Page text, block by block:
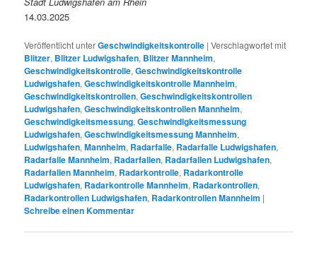
14.03.2025
Veröffentlicht unterGeschwindigkeitskontrolle |Verschlagwortet mit
Blitzer, Blitzer Ludwigshafen, Blitzer Mannheim,
Geschwindigkeitskontrolle,Geschwindigkeitskontrolle
Ludwigshafen,Geschwindigkeitskontrolle Mannheim,
Geschwindigkeitskontrollen,Geschwindigkeitskontrollen
Ludwigshafen,Geschwindigkeitskontrollen Mannheim,
Geschwindigkeitsmessung,Geschwindigkeitsmessung
Ludwigshafen,Geschwindigkeitsmessung Mannheim,
Ludwigshafen,Mannheim, Radarfalle, Radarfalle Ludwigshafen,
Radarfalle Mannheim, Radarfallen, Radarfallen Ludwigshafen,
Radarfallen Mannheim, Radarkontrolle, Radarkontrolle
Ludwigshafen, Radarkontrolle Mannheim, Radarkontrollen,
Radarkontrollen Ludwigshafen, Radarkontrollen Mannheim |
Schreibe einen Kommentar